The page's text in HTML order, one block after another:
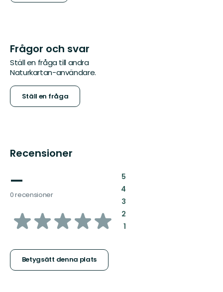
Frågor och svar
Ställ en fråga till andra
Naturkartan-användare.
Ställ en fråga
Recensioner
—
0 recensioner
av
stjärnor
Betygsätt denna plats
5:
4:
3:
2:
1: